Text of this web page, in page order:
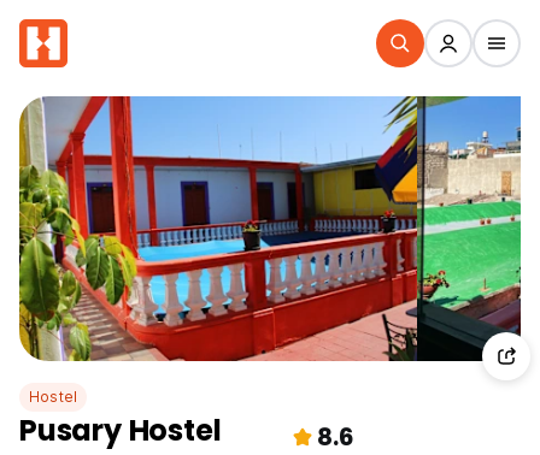
Hostel
Pusary Hostel 8.6